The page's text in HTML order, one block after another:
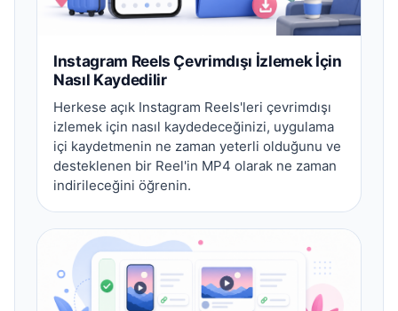
Instagram Reels Çevrimdışı İzlemek İçin
Nasıl Kaydedilir
Herkese açık Instagram Reels'leri çevrimdışı
izlemek için nasıl kaydedeceğinizi, uygulama
içi kaydetmenin ne zaman yeterli olduğunu ve
desteklenen bir Reel'in MP4 olarak ne zaman
indirileceğini öğrenin.